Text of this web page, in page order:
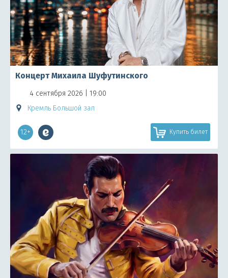
Концерт Михаила Шуфутинского
4 сентября 2026 | 19:00
Кремль Большой зал
12+ Купить билет